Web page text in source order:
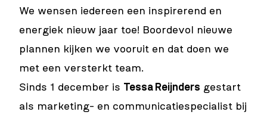
We wensen iedereen een inspirerend en
energiek nieuw jaar toe! Boordevol nieuwe
plannen kijken we vooruit en dat doen we
met een versterkt team.
Sinds 1 december is Tessa Reijnders gestart
als marketing- en communicatiespecialist bij